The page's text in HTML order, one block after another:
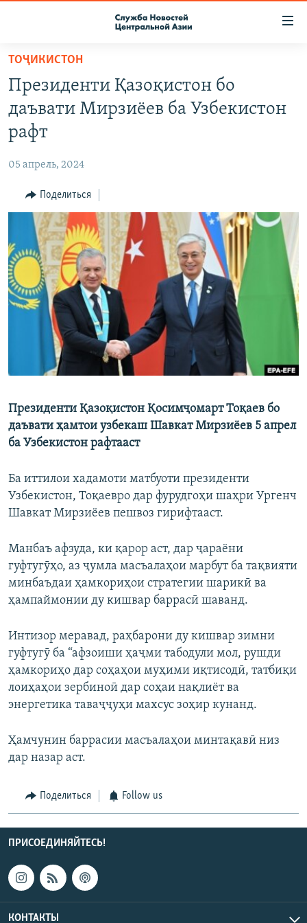
Вернуться
основному
содержанию
Вернутся
главной
навигации
Вернутся
поиску
ПОДПИСКА
КОНТАКТЫ
НАСТОЯЩЕЕ ВРЕМЯ
МИГРАНТ МЕДИА
ТОҶИКИСТОН
Президенти Қазоқистон бо
даъвати Мирзиёев ба Узбекистон
рафт
05 апрель, 2024
Поделиться
Президенти Қазоқистон Қосимҷомарт Тоқаев бо
даъвати ҳамтои узбекаш Шавкат Мирзиёев 5 апрел
ба Узбекистон рафтааст
Ба иттилои хадамоти матбуоти президенти
Узбекистон, Тоқаевро дар фурудгоҳи шаҳри Ургенч
Шавкат Мирзиёев пешвоз гирифтааст.
Манбаъ афзуда, ки қарор аст, дар ҷараёни
гуфтугӯҳо, аз ҷумла масъалаҳои марбут ба тақвияти
минбаъдаи ҳамкориҳои стратегии шарикӣ ва
ҳампаймонии ду кишвар баррасӣ шаванд.
Интизор меравад, раҳбарони ду кишвар зимни
гуфтугӯ ба “афзоиши ҳаҷми табодули мол, рушди
ҳамкориҳо дар соҳаҳои муҳими иқтисодӣ, татбиқи
лоиҳаҳои зербиноӣ дар соҳаи нақлиёт ва
энергетика таваҷҷуҳи махсус зоҳир кунанд.
Ҳамчунин баррасии масъалаҳои минтақавӣ низ
дар назар аст.
Поделиться Follow us
ПРИСОЕДИНЯЙТЕСЬ!
КОНТАКТЫ